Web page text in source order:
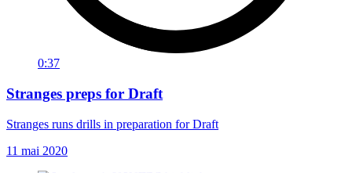
0:37
Stranges preps for Draft
Stranges runs drills in preparation for Draft
11 mai 2020